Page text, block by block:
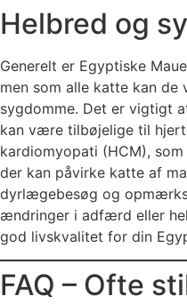
Helbred og
Generelt er Egyptiske
men som alle katte kan
sygdomme. Det er vigtigt
kan være tilbøjelige til
kardiomyopati (HCM),
der kan påvirke katte af
dyrlægebesøg og
ændringer i adfærd eller
god livskvalitet for din
FAQ – Ofte